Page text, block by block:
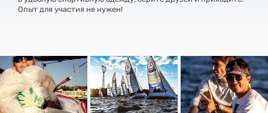
Опыт для участия не нужен!